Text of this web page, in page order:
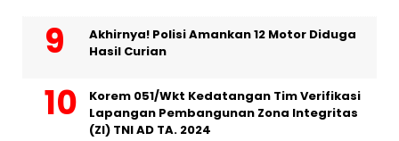
Akhirnya! Polisi Amankan 12 Motor Diduga
Hasil Curian
Korem 051/Wkt Kedatangan Tim Verifikasi
Lapangan Pembangunan Zona Integritas
(ZI) TNI AD TA. 2024